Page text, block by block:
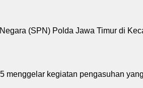
(SPN) Polda Jawa Timur di
kegiatan pengasuhan